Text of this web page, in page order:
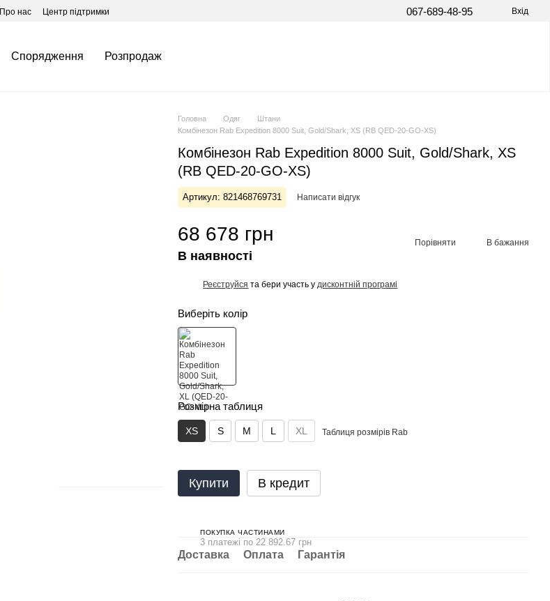
Про нас Центр підтримки 067-689-48-95 Вхід
Спорядження Розпродаж
Головна Одяг
Штани
Комбінезон Rab Expedition 8000 Suit, Gold/Shark, XS (RB QED-20-GO-XS)
Комбінезон Rab Expedition 8000 Suit, Gold/Shark, XS
(RB QED-20-GO-XS)
Артикул: 821468769731 Написати відгук
68 678 грн
В наявності
Порівняти В бажання
Реєструйся та бери участь у дисконтній програмі
Виберіть колір
Розмірна таблиця
XS S M L XL Таблиця розмірів Rab
Купити В кредит
ПОКУПКА ЧАСТИНАМИ
3 платежі по 22 892.67 грн
Доставка Оплата Гарантія